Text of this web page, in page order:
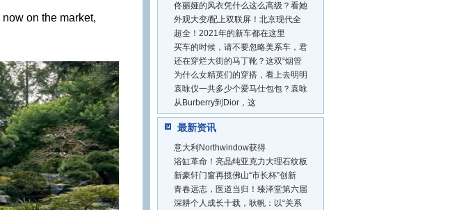
on the market,
佟丽娅的风衣凭什么这么高级？看她
外观大变/配上双联屏！北京现代全
超全！2021年的新车都在这里
买车的时候，请不要忽略美系车，君
还在穿烂大街的马丁靴？这双“烟管
为什么女精英们的穿搭，看上去明明
袁咏仪一共多少个爱马仕包包？袁咏
从Burberry到Dior，这
最新资讯
意大利Northwindow获得
浴缸革命！亮晶纯亚克力大理石纹板
新豪轩门窗再揽佛山“市长杯”创新
青春远志，医道当归！臻泽堂第六届
深耕个人成长十载，耿帆：以“关系